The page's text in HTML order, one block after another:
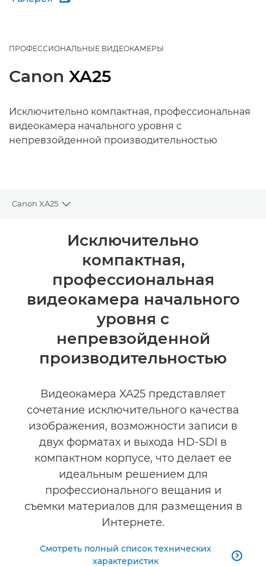
ПРОФЕССИОНАЛЬНЫЕ ВИДЕОКАМЕРЫ
Canon XA25
Исключительно компактная, профессиональная
видеокамера начального уровня с
непревзойденной производительностью
Canon XA25
Toggle breadcrumbs
Общая информация
Технические характеристики
Исключительно
компактная,
профессиональная
видеокамера начального
уровня с
непревзойденной
производительностью
Видеокамера XA25 представляет
сочетание исключительного качества
изображения, возможности записи в
двух форматах и выхода HD-SDI в
компактном корпусе, что делает ее
идеальным решением для
профессионального вещания и
съемки материалов для размещения в
Интернете.
Смотреть полный список технических
характеристик
